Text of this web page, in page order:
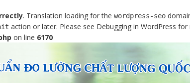
. Translation loading for the wordpress-seo
action or later. Please see Debugging in WordPress for
on line 6170